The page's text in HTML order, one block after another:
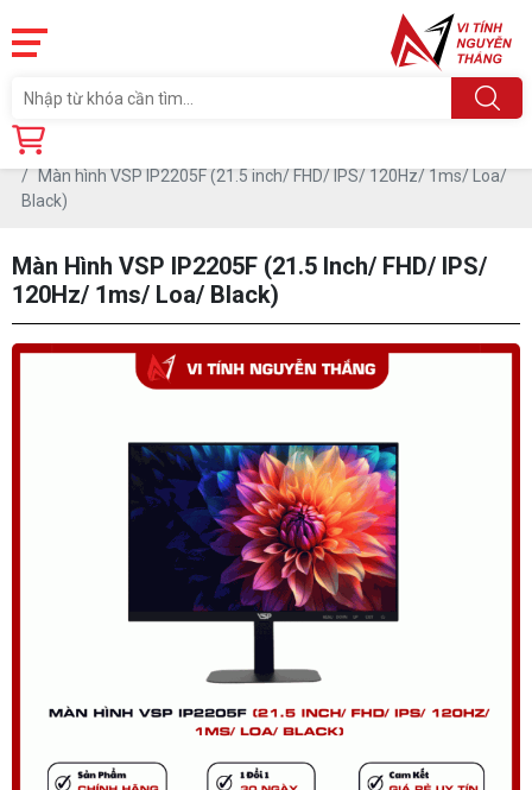
Trang chủ
Màn hình VSP IP2205F (21.5 inch/ FHD/ IPS/ 120Hz/ 1ms/ Loa/
Black)
Màn Hình VSP IP2205F (21.5 Inch/ FHD/ IPS/
120Hz/ 1ms/ Loa/ Black)